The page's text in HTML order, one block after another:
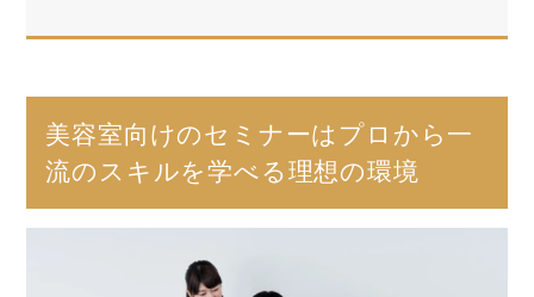
美容室向けのセミナーはプロから一
流のスキルを学べる理想の環境